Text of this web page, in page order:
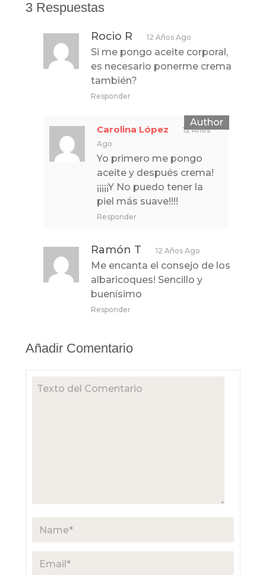
3 Respuestas
Rocio R 12 Años Ago
Si me pongo aceite corporal,
es necesario ponerme crema
también?
Responder
Carolina López
12 Años
Ago
Yo primero me pongo
aceite y después crema!
¡¡¡¡¡Y No puedo tener la
piel más suave!!!!
Responder
Ramón T 12 Años Ago
Me encanta el consejo de los
albaricoques! Sencillo y
buenísimo
Responder
Añadir Comentario